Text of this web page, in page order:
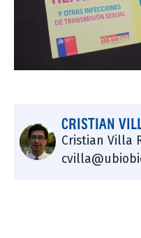
CRISTIAN
Cristian Villa